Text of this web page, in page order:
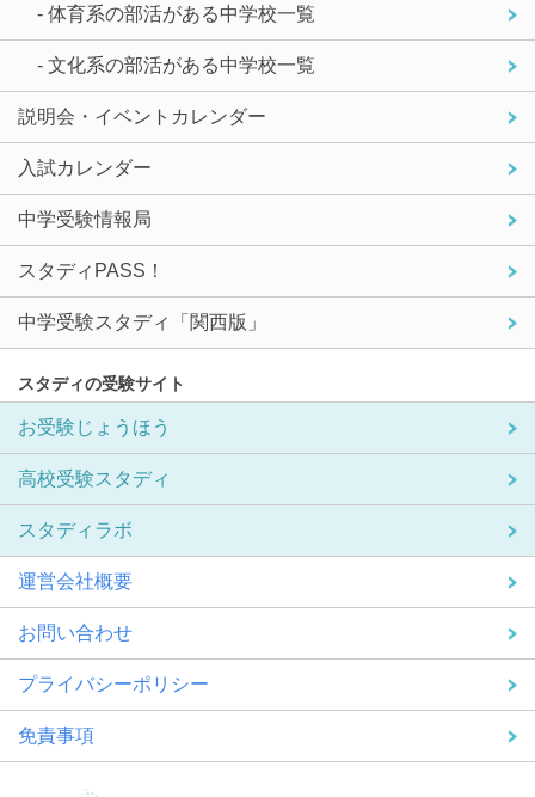
- 体育系の部活がある中学校一覧
- 文化系の部活がある中学校一覧
説明会・イベントカレンダー
入試カレンダー
中学受験情報局
スタディPASS！
中学受験スタディ「関西版」
スタディの受験サイト
お受験じょうほう
高校受験スタディ
スタディラボ
運営会社概要
お問い合わせ
プライバシーポリシー
免責事項